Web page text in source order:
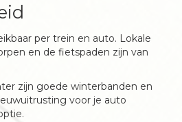
per trein en auto. Lokale
en de fietspaden zijn van
zijn goede winterbanden en
voor je auto